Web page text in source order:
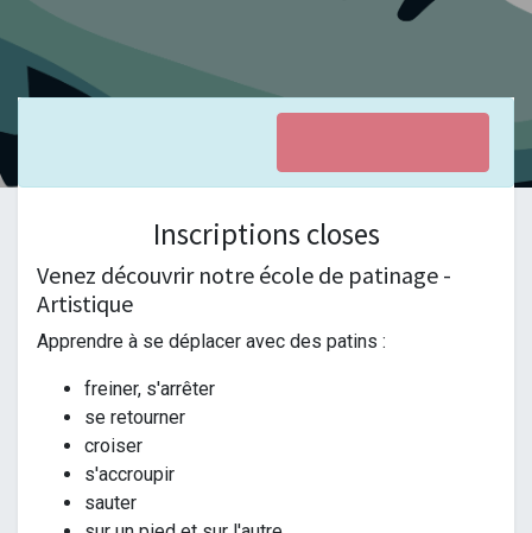
Inscriptions closes
Venez découvrir notre école de patinage -
Artistique
Apprendre à se déplacer avec des patins :
freiner, s'arrêter
se retourner
croiser
s'accroupir
sauter